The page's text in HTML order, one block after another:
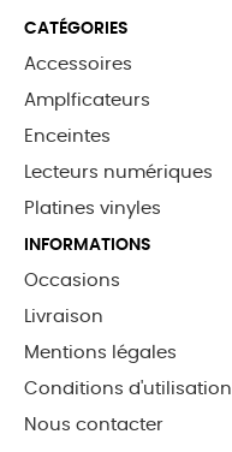
CATÉGORIES
Accessoires
Amplficateurs
Enceintes
Lecteurs numériques
Platines vinyles
INFORMATIONS
Occasions
Livraison
Mentions légales
Conditions d'utilisation
Nous contacter